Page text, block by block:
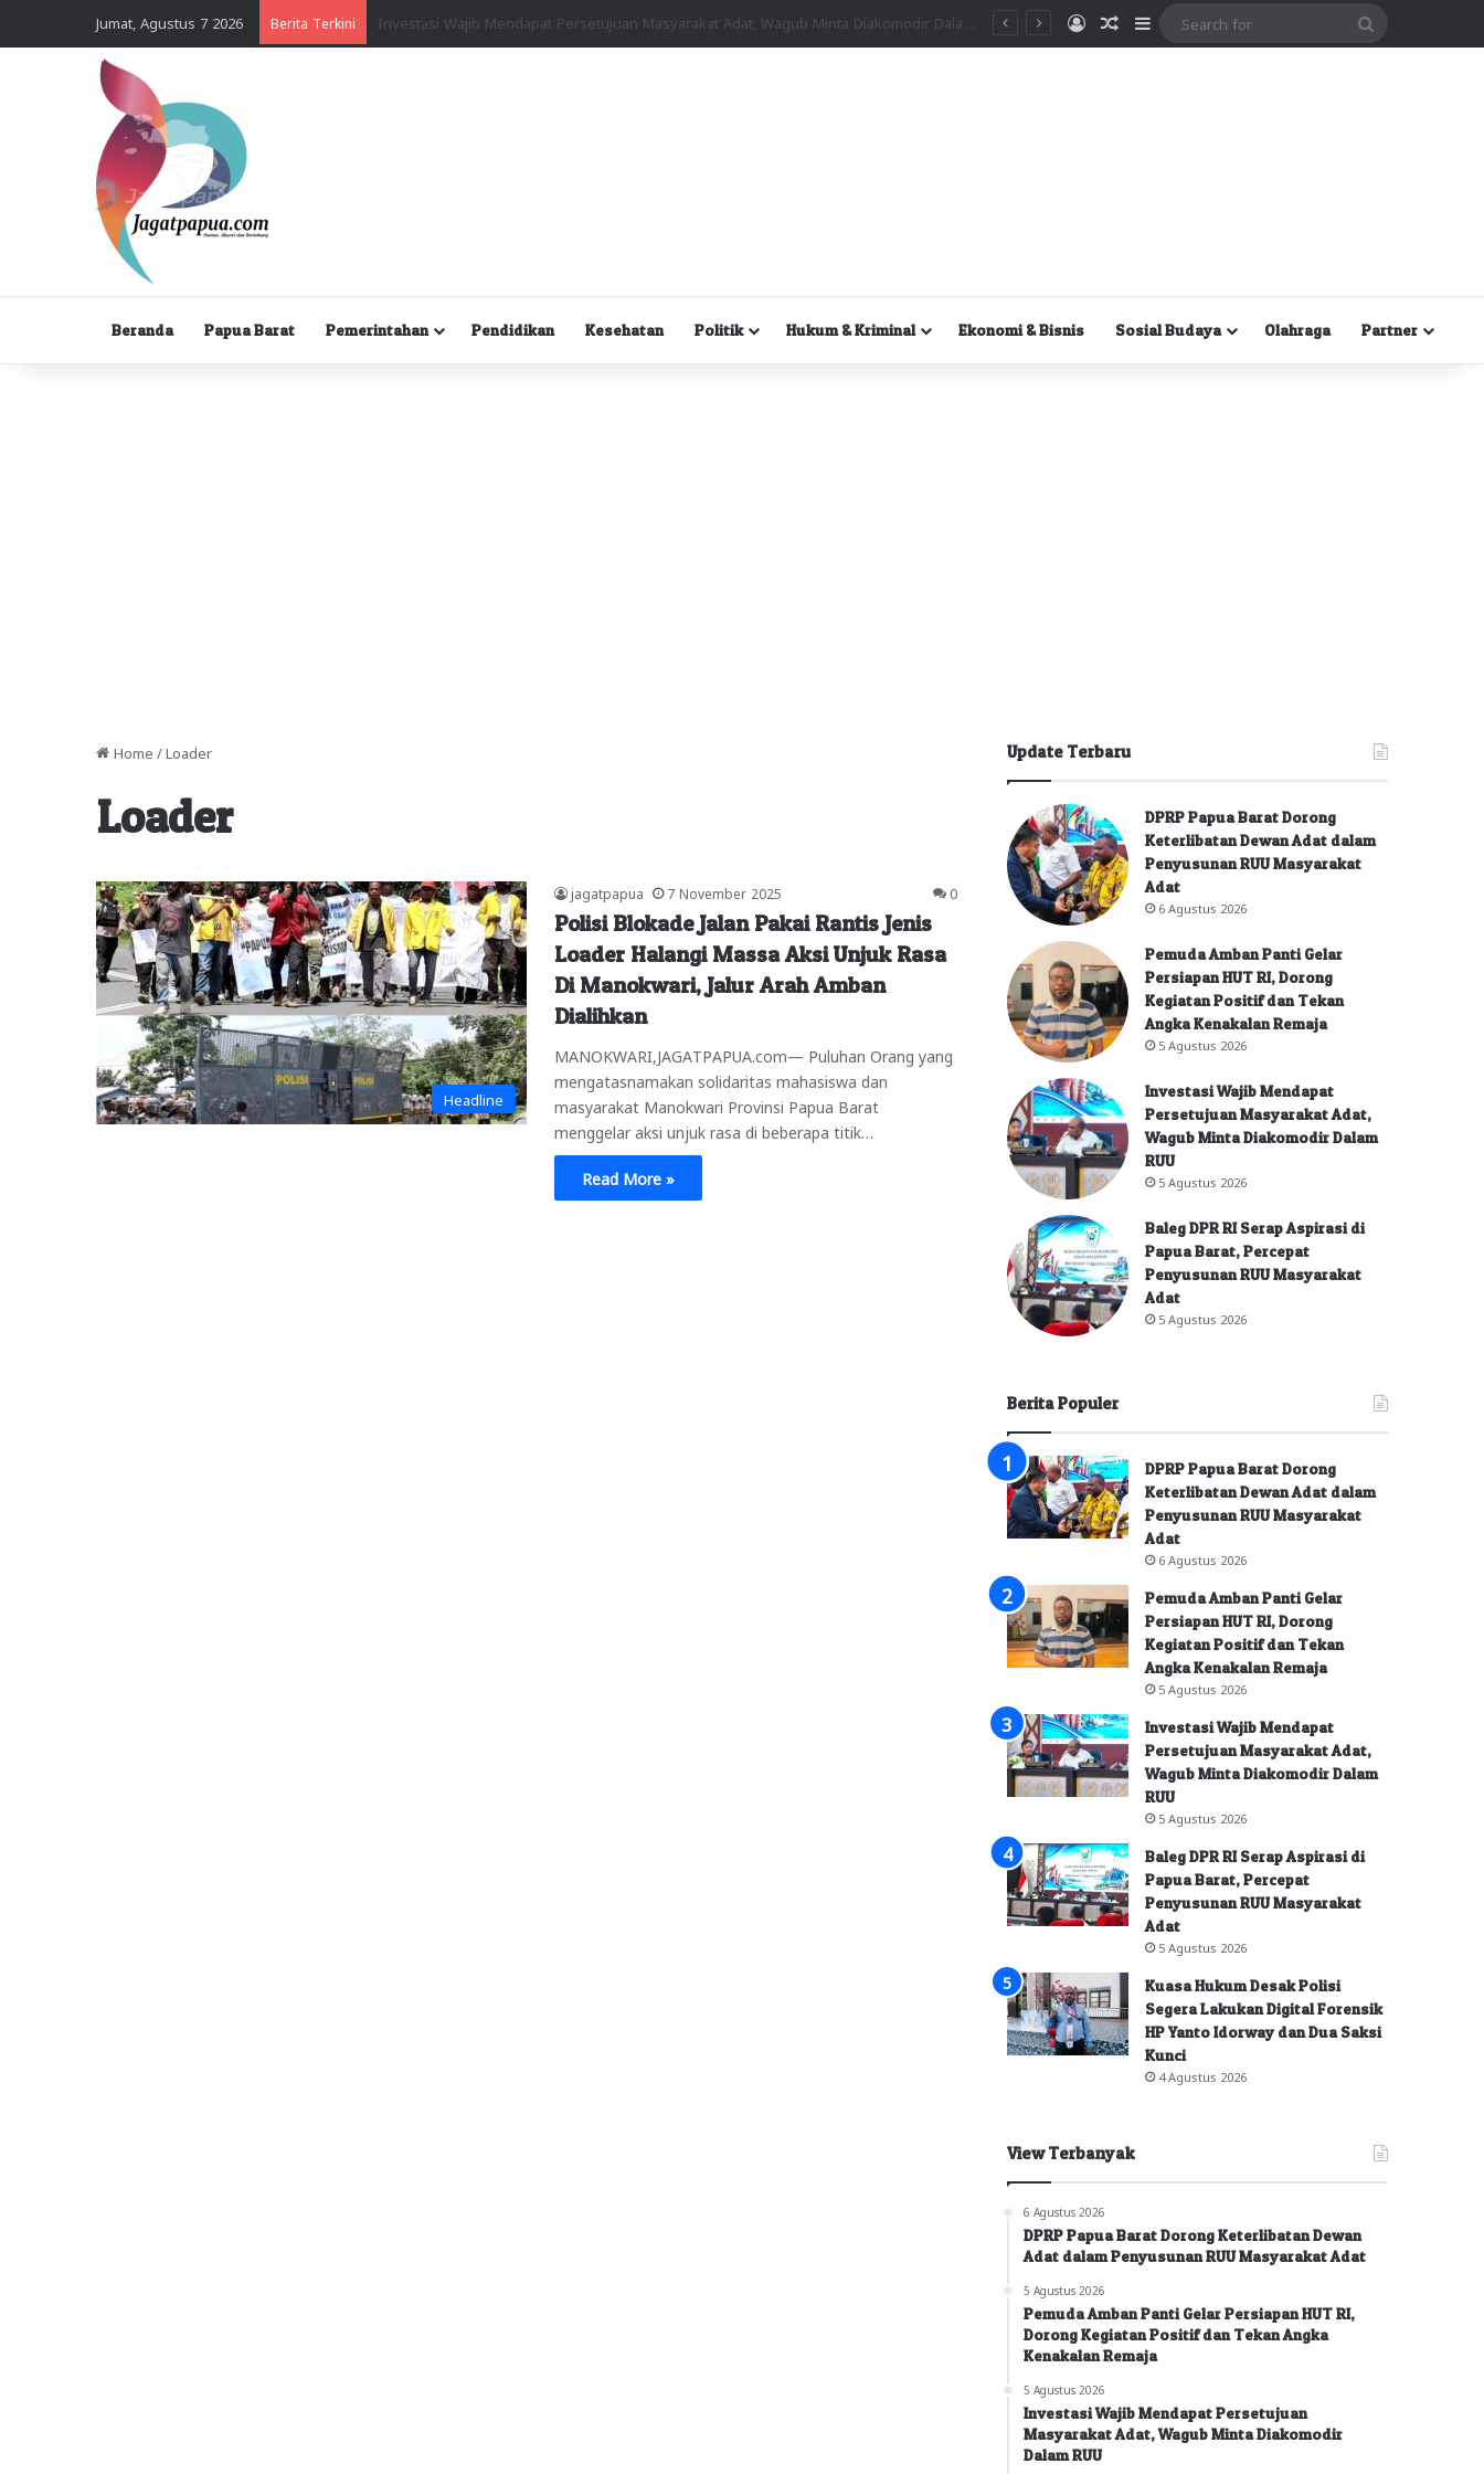
Jumat, Agustus 7 2026 Berita Terkini MasukRandom Article
Sidebar
Beranda Papua Barat Pemerintahan Pendidikan Kesehatan Politik Hukum & Kriminal Ekonomi & Bisnis Sosial Budaya Olahraga Partner
Home / Loader
Loader
Headline
jagatpapua 7 November 2025 0
Polisi Blokade Jalan Pakai Rantis Jenis
Loader Halangi Massa Aksi Unjuk Rasa
Di Manokwari, Jalur Arah Amban
Dialihkan
MANOKWARI,JAGATPAPUA.com— Puluhan Orang yang
mengatasnamakan solidaritas mahasiswa dan
masyarakat Manokwari Provinsi Papua Barat
menggelar aksi unjuk rasa di beberapa titik…
Read More »
Update Terbaru
DPRP Papua Barat Dorong
Keterlibatan Dewan Adat dalam
Penyusunan RUU Masyarakat
Adat
6 Agustus 2026
Pemuda Amban Panti Gelar
Persiapan HUT RI, Dorong
Kegiatan Positif dan Tekan
Angka Kenakalan Remaja
5 Agustus 2026
Investasi Wajib Mendapat
Persetujuan Masyarakat Adat,
Wagub Minta Diakomodir Dalam
RUU
5 Agustus 2026
Baleg DPR RI Serap Aspirasi di
Papua Barat, Percepat
Penyusunan RUU Masyarakat
Adat
5 Agustus 2026
Berita Populer
DPRP Papua Barat Dorong
Keterlibatan Dewan Adat dalam
Penyusunan RUU Masyarakat
Adat
6 Agustus 2026
Pemuda Amban Panti Gelar
Persiapan HUT RI, Dorong
Kegiatan Positif dan Tekan
Angka Kenakalan Remaja
5 Agustus 2026
Investasi Wajib Mendapat
Persetujuan Masyarakat Adat,
Wagub Minta Diakomodir Dalam
RUU
5 Agustus 2026
Baleg DPR RI Serap Aspirasi di
Papua Barat, Percepat
Penyusunan RUU Masyarakat
Adat
5 Agustus 2026
Kuasa Hukum Desak Polisi
Segera Lakukan Digital Forensik
HP Yanto Idorway dan Dua Saksi
Kunci
4 Agustus 2026
View Terbanyak
6 Agustus 2026
DPRP Papua Barat Dorong Keterlibatan Dewan
Adat dalam Penyusunan RUU Masyarakat Adat
5 Agustus 2026
Pemuda Amban Panti Gelar Persiapan HUT RI,
Dorong Kegiatan Positif dan Tekan Angka
Kenakalan Remaja
5 Agustus 2026
Investasi Wajib Mendapat Persetujuan
Masyarakat Adat, Wagub Minta Diakomodir
Dalam RUU